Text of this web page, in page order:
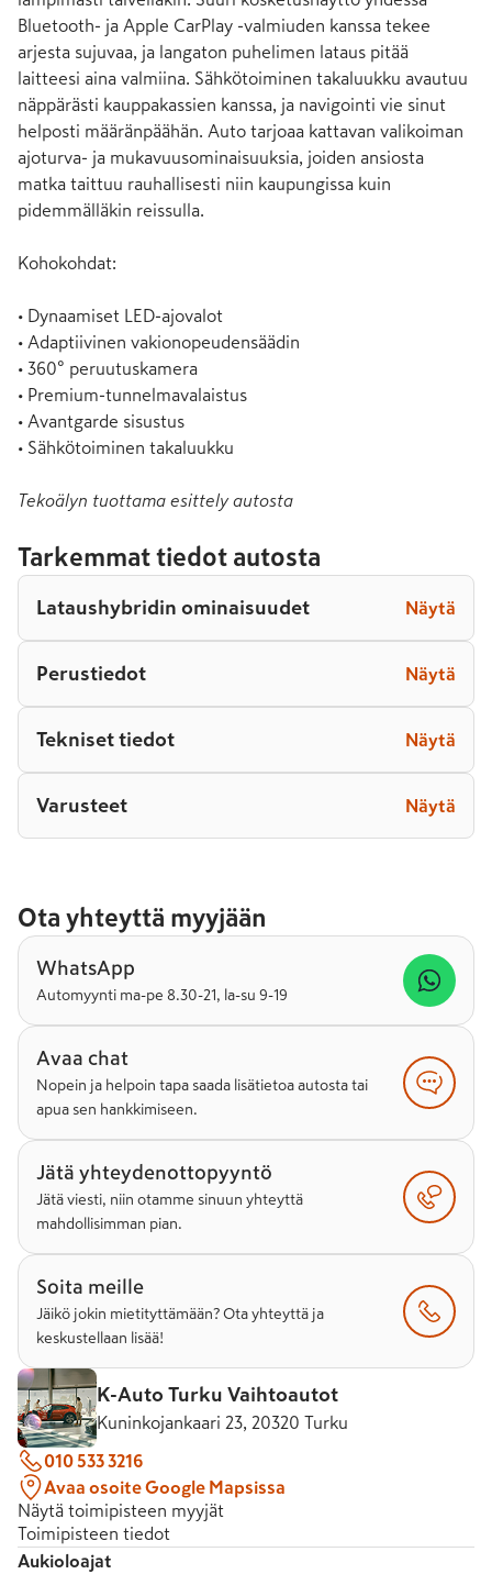
Bluetooth- ja Apple CarPlay -valmiuden kanssa tekee
arjesta sujuvaa, ja langaton puhelimen lataus pitää
laitteesi aina valmiina. Sähkötoiminen takaluukku avautuu
näppärästi kauppakassien kanssa, ja navigointi vie sinut
helposti määränpäähän. Auto tarjoaa kattavan valikoiman
ajoturva- ja mukavuusominaisuuksia, joiden ansiosta
matka taittuu rauhallisesti niin kaupungissa kuin
pidemmälläkin reissulla.
Kohokohdat:
• Dynaamiset LED-ajovalot
• Adaptiivinen vakionopeudensäädin
• 360° peruutuskamera
• Premium-tunnelmavalaistus
• Avantgarde sisustus
• Sähkötoiminen takaluukku
Tekoälyn tuottama esittely autosta
Tarkemmat tiedot autosta
Lataushybridin ominaisuudet Näytä
Perustiedot Näytä
Tekniset tiedot Näytä
Varusteet Näytä
Ota yhteyttä myyjään
WhatsApp
Automyynti ma-pe 8.30-21, la-su 9-19
Avaa chat
Nopein ja helpoin tapa saada lisätietoa autosta tai
apua sen hankkimiseen.
Jätä yhteydenottopyyntö
Jätä viesti, niin otamme sinuun yhteyttä
mahdollisimman pian.
Soita meille
Jäikö jokin mietityttämään? Ota yhteyttä ja
keskustellaan lisää!
K-Auto Turku Vaihtoautot
Kuninkojankaari 23, 20320 Turku
010 533 3216
Avaa osoite Google Mapsissa
Näytä toimipisteen myyjät
Toimipisteen tiedot
Aukioloajat